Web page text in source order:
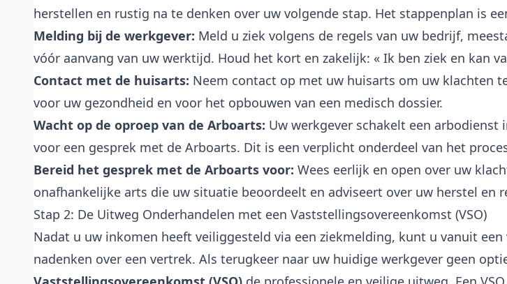
herstellen en rustig na te denken over uw volgende stap. Het stappenplan is
Melding bij de werkgever: Meld u ziek volgens de regels van uw bedrijf,
vóór aanvang van uw werktijd. Houd het kort en zakelijk: « Ik ben ziek en kan
Contact met de huisarts: Neem contact op met uw huisarts om uw klachten
voor uw gezondheid en voor het opbouwen van een medisch dossier.
Wacht op de oproep van de Arboarts: Uw werkgever schakelt een arbodienst
voor een gesprek met de Arboarts. Dit is een verplicht onderdeel van het
Bereid het gesprek met de Arboarts voor: Wees eerlijk en open over uw
onafhankelijke arts die uw situatie beoordeelt en adviseert over uw herstel en
Stap 2: De Uitweg Onderhandelen met een Vaststellingsovereenkomst (VSO)
Nadat u uw inkomen heeft veiliggesteld via een ziekmelding, kunt u vanuit
nadenken over een vertrek. Als terugkeer naar uw huidige werkgever geen